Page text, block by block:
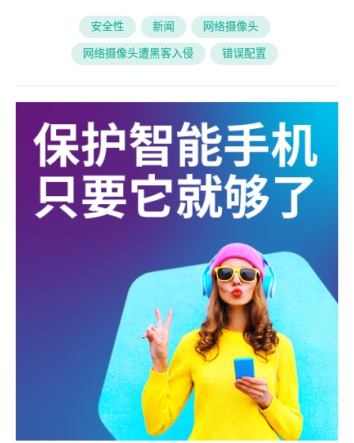
安全性 新闻
网络摄像头
网络摄像头遭黑客入侵
错误配置